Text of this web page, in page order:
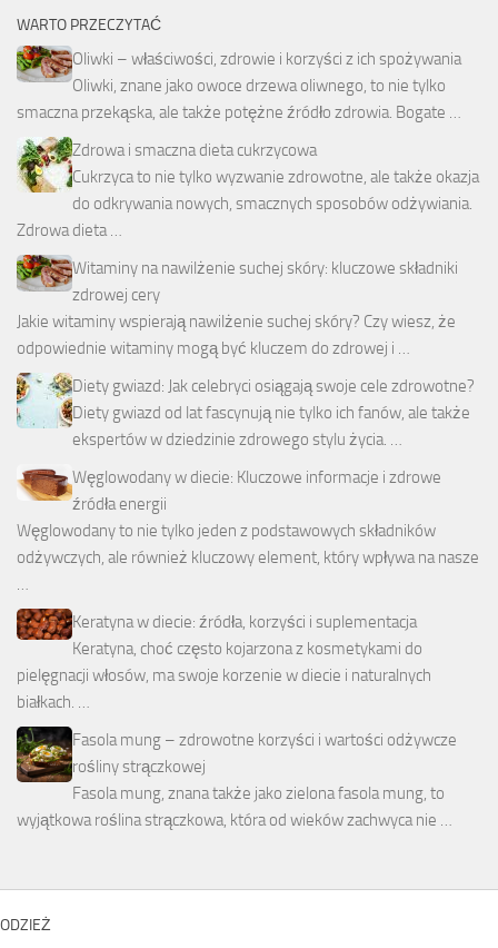
WARTO PRZECZYTAĆ
Oliwki – właściwości, zdrowie i korzyści z ich spożywania
Oliwki, znane jako owoce drzewa oliwnego, to nie tylko
smaczna przekąska, ale także potężne źródło zdrowia. Bogate …
Zdrowa i smaczna dieta cukrzycowa
Cukrzyca to nie tylko wyzwanie zdrowotne, ale także okazja
do odkrywania nowych, smacznych sposobów odżywiania.
Zdrowa dieta …
Witaminy na nawilżenie suchej skóry: kluczowe składniki
zdrowej cery
Jakie witaminy wspierają nawilżenie suchej skóry? Czy wiesz, że
odpowiednie witaminy mogą być kluczem do zdrowej i …
Diety gwiazd: Jak celebryci osiągają swoje cele zdrowotne?
Diety gwiazd od lat fascynują nie tylko ich fanów, ale także
ekspertów w dziedzinie zdrowego stylu życia. …
Węglowodany w diecie: Kluczowe informacje i zdrowe
źródła energii
Węglowodany to nie tylko jeden z podstawowych składników
odżywczych, ale również kluczowy element, który wpływa na nasze
…
Keratyna w diecie: źródła, korzyści i suplementacja
Keratyna, choć często kojarzona z kosmetykami do
pielęgnacji włosów, ma swoje korzenie w diecie i naturalnych
białkach. …
Fasola mung – zdrowotne korzyści i wartości odżywcze
rośliny strączkowej
Fasola mung, znana także jako zielona fasola mung, to
wyjątkowa roślina strączkowa, która od wieków zachwyca nie …
ODZIEŻ